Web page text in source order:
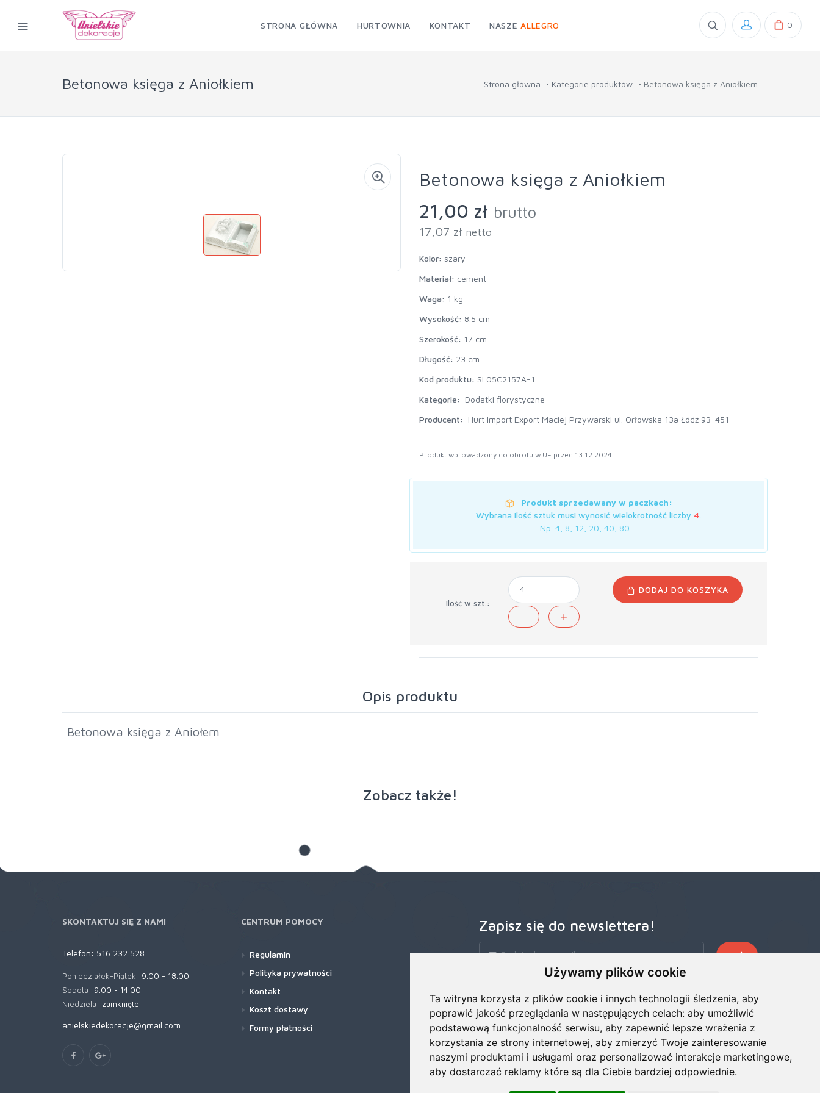
Używamy plików cookie
Ta witryna korzysta z plików cookie i innych technologii śledzenia, aby
poprawić jakość przeglądania w następujących celach: aby umożliwić
podstawową funkcjonalność serwisu, aby zapewnić lepsze wrażenia z
korzystania ze strony internetowej, aby zmierzyć Twoje zainteresowanie
naszymi produktami i usługami oraz personalizować interakcje marketingowe,
aby dostarczać reklamy które są dla Ciebie bardziej odpowiednie.
STRONA GŁÓWNA HURTOWNIA KONTAKT NASZEALLEGRO 0
Betonowa księga z Aniołkiem Strona główna Kategorie produktów Betonowa księga z Aniołkiem
Betonowa księga z Aniołkiem
21,00 zł brutto
17,07 zł netto
Kolor: szary
Materiał: cement
Waga: 1 kg
Wysokość: 8.5 cm
Szerokość: 17 cm
Długość: 23 cm
Kod produktu: SL05C2157A-1
Kategorie:
Dodatki florystyczne
Producent:
Hurt Import Export Maciej Przywarski ul. Orłowska 13a Łódź 93-451
Produkt wprowadzony do obrotu w UE przed 13.12.2024
Produkt sprzedawany w paczkach:
Wybrana ilość sztuk musi wynosić wielokrotność liczby 4.
Np. 4, 8, 12, 20, 40, 80 ...
Ilość w szt.:
DODAJ DO KOSZYKA
Opis produktu
Betonowa księga z Aniołem
Zobacz także!
SKONTAKTUJ SIĘ Z NAMI
Telefon: 516 232 528
Poniedziałek-Piątek: 9.00 - 18.00
Sobota: 9.00 - 14.00
Niedziela: zamknięte
anielskiedekoracje@gmail.com
CENTRUM POMOCY
Regulamin
Polityka prywatności
Kontakt
Koszt dostawy
Formy płatności
Zapisz się do newslettera!
Zapisz się do naszego Newslettera, aby otrzymywać wczesne oferty